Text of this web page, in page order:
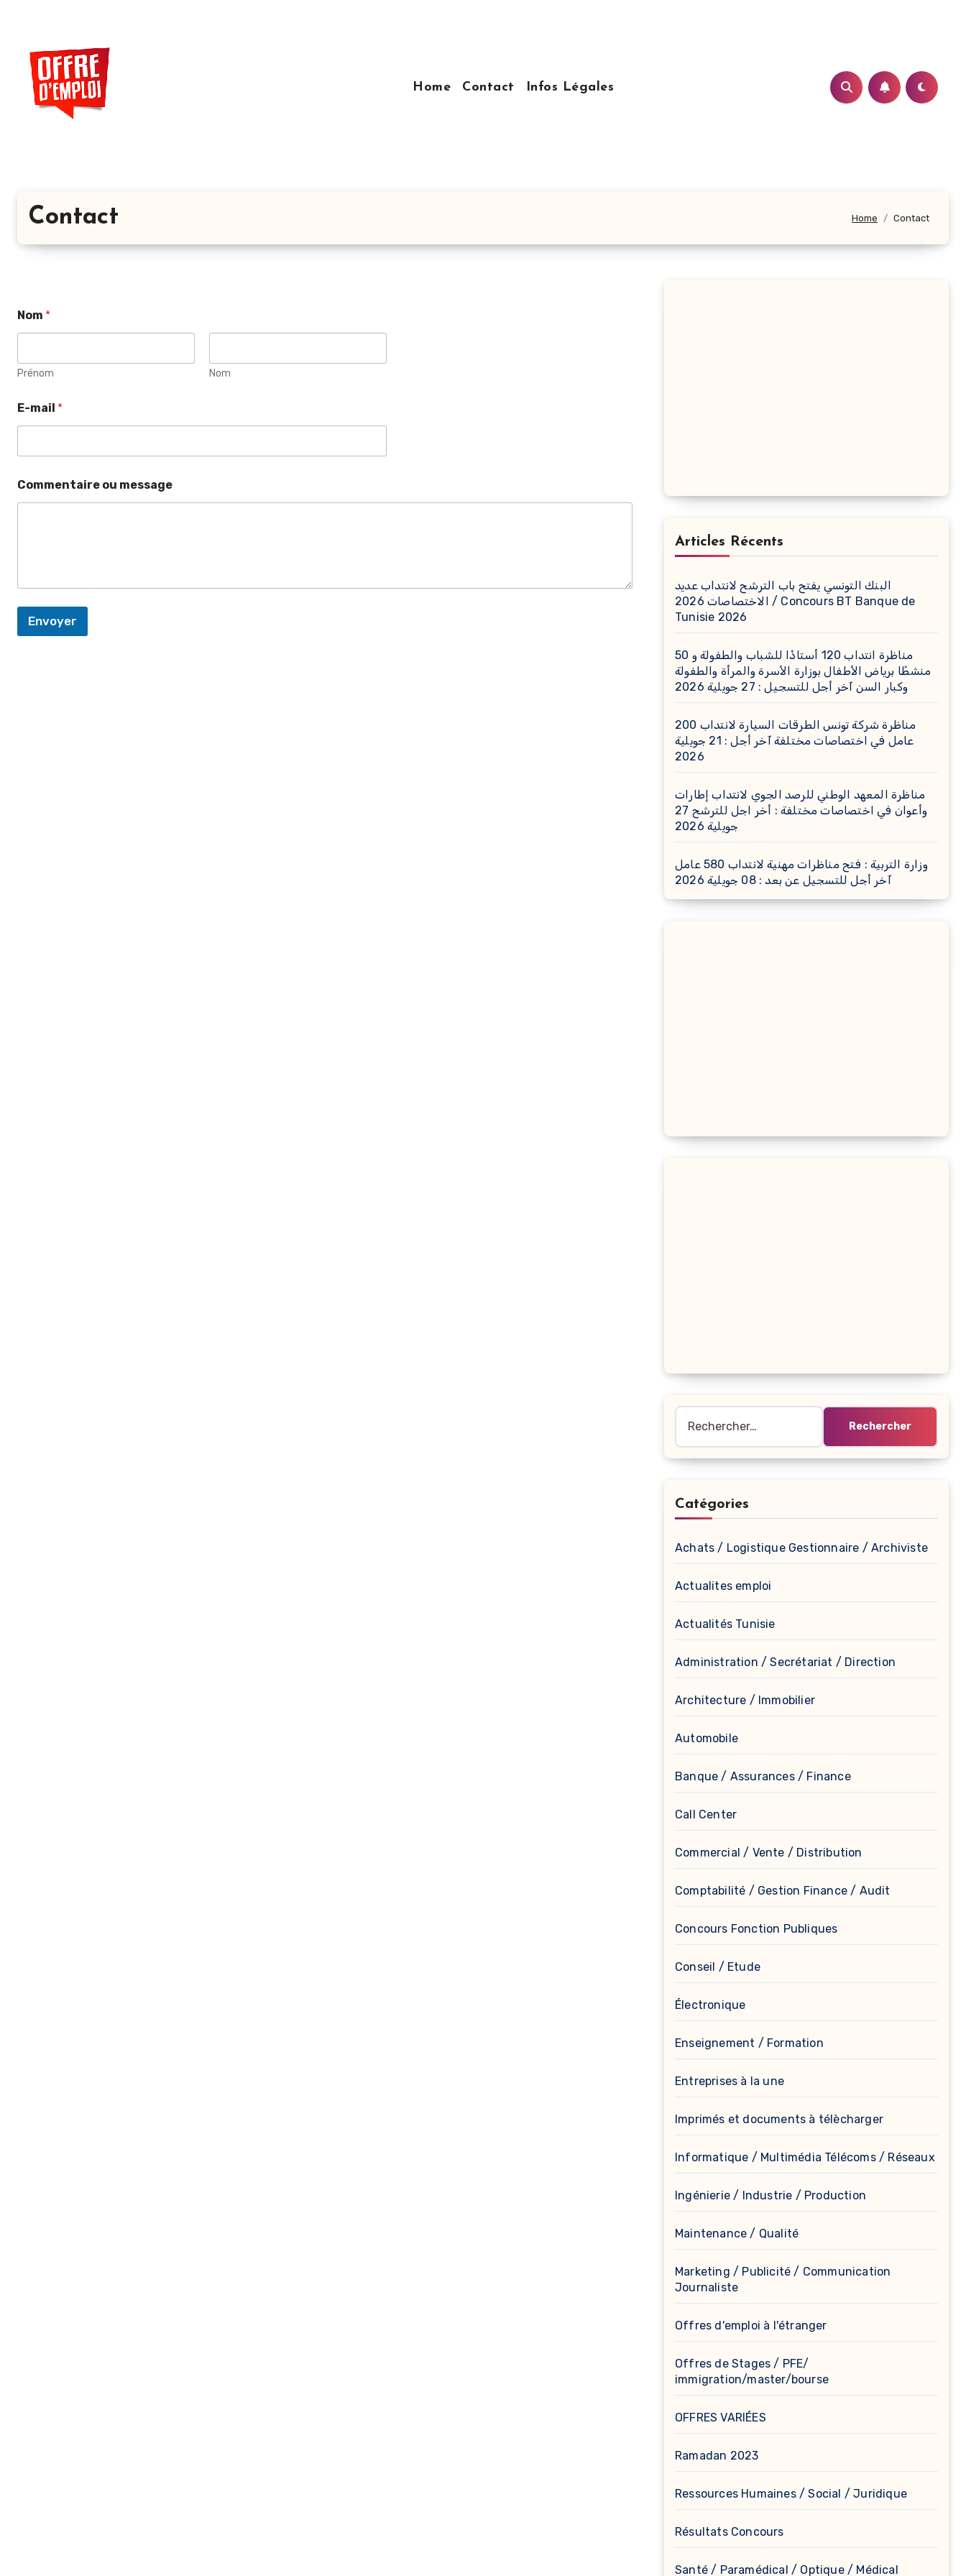
contenu
principal
Home
Contact Infos Légales
Contact Home Contact
Nom *
Prénom Nom
E-mail *
Commentaire ou message
Envoyer
Articles Récents
البنك التونسي يفتح باب الترشح لانتداب عديد
الاختصاصات 2026 / Concours BT Banque de
Tunisie 2026
مناظرة انتداب 120 أستاذًا للشباب والطفولة و 50
منشطًا برياض الأطفال بوزارة الأسرة والمرأة والطفولة
وكبار السن آخر أجل للتسجيل : 27 جويلية 2026
مناظرة شركة تونس الطرقات السيارة لانتداب 200
عامل في اختصاصات مختلفة آخر أجل : 21 جويلية
2026
مناظرة المعهد الوطني للرصد الجوي لانتداب إطارات
وأعوان في اختصاصات مختلفة : أخر اجل للترشح 27
جويلية 2026
وزارة التربية : فتح مناظرات مهنية لانتداب 580 عامل
آخر أجل للتسجيل عن بعد : 08 جويلية 2026
Catégories
Achats / Logistique Gestionnaire / Archiviste
Actualites emploi
Actualités Tunisie
Administration / Secrétariat / Direction
Architecture / Immobilier
Automobile
Banque / Assurances / Finance
Call Center
Commercial / Vente / Distribution
Comptabilité / Gestion Finance / Audit
Concours Fonction Publiques
Conseil / Etude
Électronique
Enseignement / Formation
Entreprises à la une
Imprimés et documents à télècharger
Informatique / Multimédia Télécoms / Réseaux
Ingénierie / Industrie / Production
Maintenance / Qualité
Marketing / Publicité / Communication
Journaliste
Offres d'emploi à l'étranger
Offres de Stages / PFE/
immigration/master/bourse
OFFRES VARIÉES
Ramadan 2023
Ressources Humaines / Social / Juridique
Résultats Concours
Santé / Paramédical / Optique / Médical